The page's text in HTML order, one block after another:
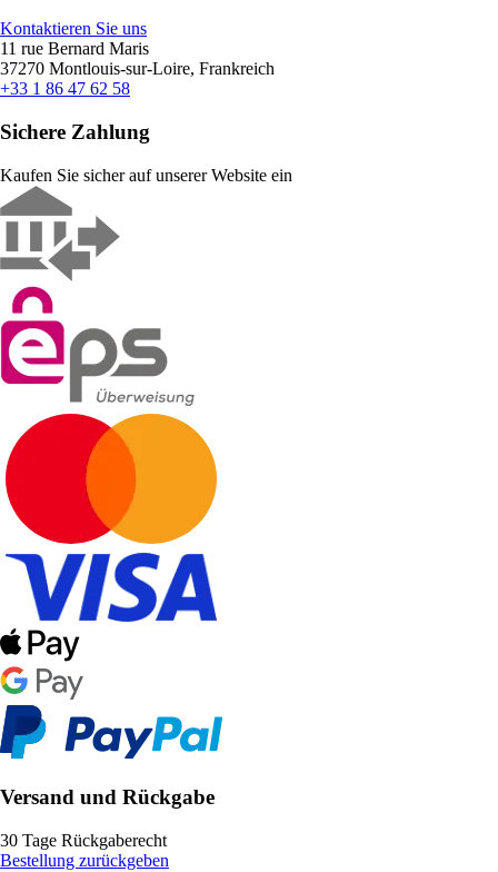
Kontaktieren Sie uns
11 rue Bernard Maris
37270 Montlouis-sur-Loire, Frankreich
+33 1 86 47 62 58
Sichere Zahlung
Kaufen Sie sicher auf unserer Website ein
Versand und Rückgabe
30 Tage Rückgaberecht
Bestellung zurückgeben